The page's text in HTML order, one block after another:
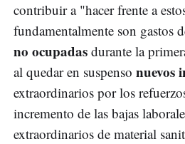
contribuir a "hacer frente a
fundamentalmente son gastos
no ocupadas durante la
al quedar en suspenso nuevos
extraordinarios por los
incremento de las bajas
extraordinarios de material